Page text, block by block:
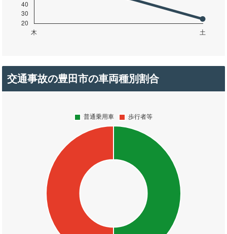
交通事故の豊田市の車両種別割合